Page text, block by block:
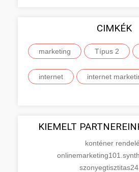
CIMKÉK
marketing Típus 2
internet internet
KIEMELT
konténer